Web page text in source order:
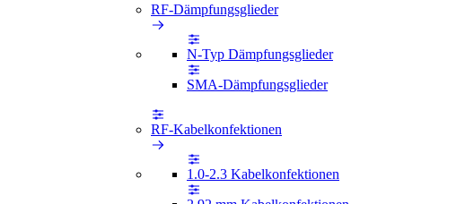
RF-Dämpfungsglieder
N-Typ Dämpfungsglieder
SMA-Dämpfungsglieder
RF-Kabelkonfektionen
1.0-2.3 Kabelkonfektionen